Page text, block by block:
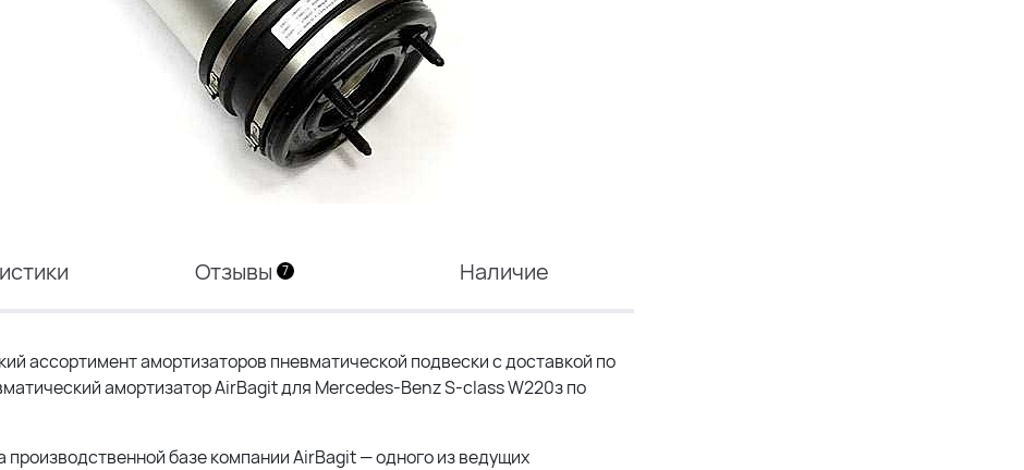
Отзывы 7 Наличие
ассортимент амортизаторов пневматической подвески с доставкой по
амортизатор AirBagit для Mercedes-Benz S-class W220з по
базе компании AirBagit — одного из ведущих